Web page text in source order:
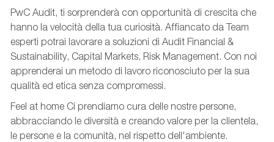
PwC Audit, ti sorprenderà con opportunità di crescita che
hanno la velocità della tua curiosità. Affiancato da Team
esperti potrai lavorare a soluzioni di Audit Financial &
Sustainability, Capital Markets, Risk Management. Con noi
apprenderai un metodo di lavoro riconosciuto per la sua
qualità ed etica senza compromessi.
Feel at home Ci prendiamo cura delle nostre persone,
abbracciando le diversità e creando valore per la clientela,
le persone e la comunità, nel rispetto dell'ambiente.